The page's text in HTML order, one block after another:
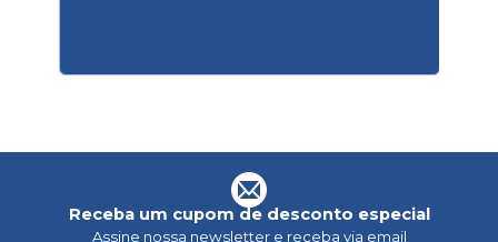
Receba um cupom de desconto especial
Assine nossa newsletter e receba via email